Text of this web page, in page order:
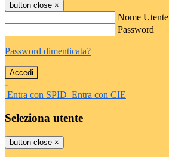
button close ×
Nome Utente
Password
Password dimenticata?
-
Entra con SPID Entra con CIE
Seleziona utente
button close ×